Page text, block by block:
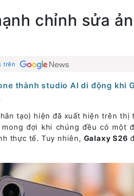
chỉnh sửa
trên
thành studio AI di động khi
tạo) hiện đã xuất hiện trên thị
đợi khi chúng đều có một
thực tế. Tuy nhiên, Galaxy S26